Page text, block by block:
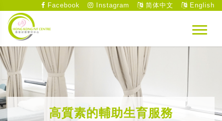
Facebook Instagram 简体中文 English
高質素的輔助生育服務